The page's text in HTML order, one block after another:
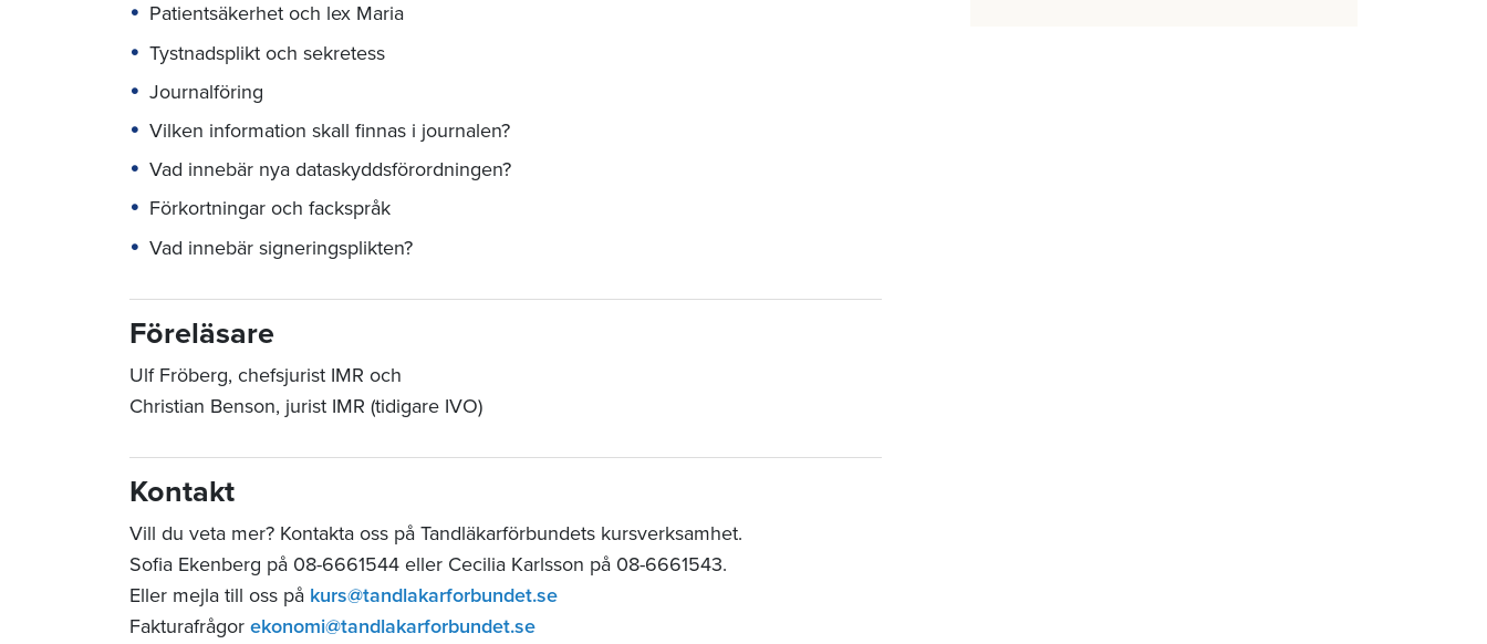
Patientsäkerhet och lex Maria
Tystnadsplikt och sekretess
Journalföring
Vilken information skall finnas i journalen?
Vad innebär nya dataskyddsförordningen?
Förkortningar och fackspråk
Vad innebär signeringsplikten?
Föreläsare
Ulf Fröberg, chefsjurist IMR och
Christian Benson, jurist IMR (tidigare IVO)
Kontakt
Vill du veta mer? Kontakta oss på Tandläkarförbundets kursverksamhet.
Sofia Ekenberg på 08-6661544 eller Cecilia Karlsson på 08-6661543.
Eller mejla till oss på kurs@tandlakarforbundet.se
Fakturafrågor ekonomi@tandlakarforbundet.se